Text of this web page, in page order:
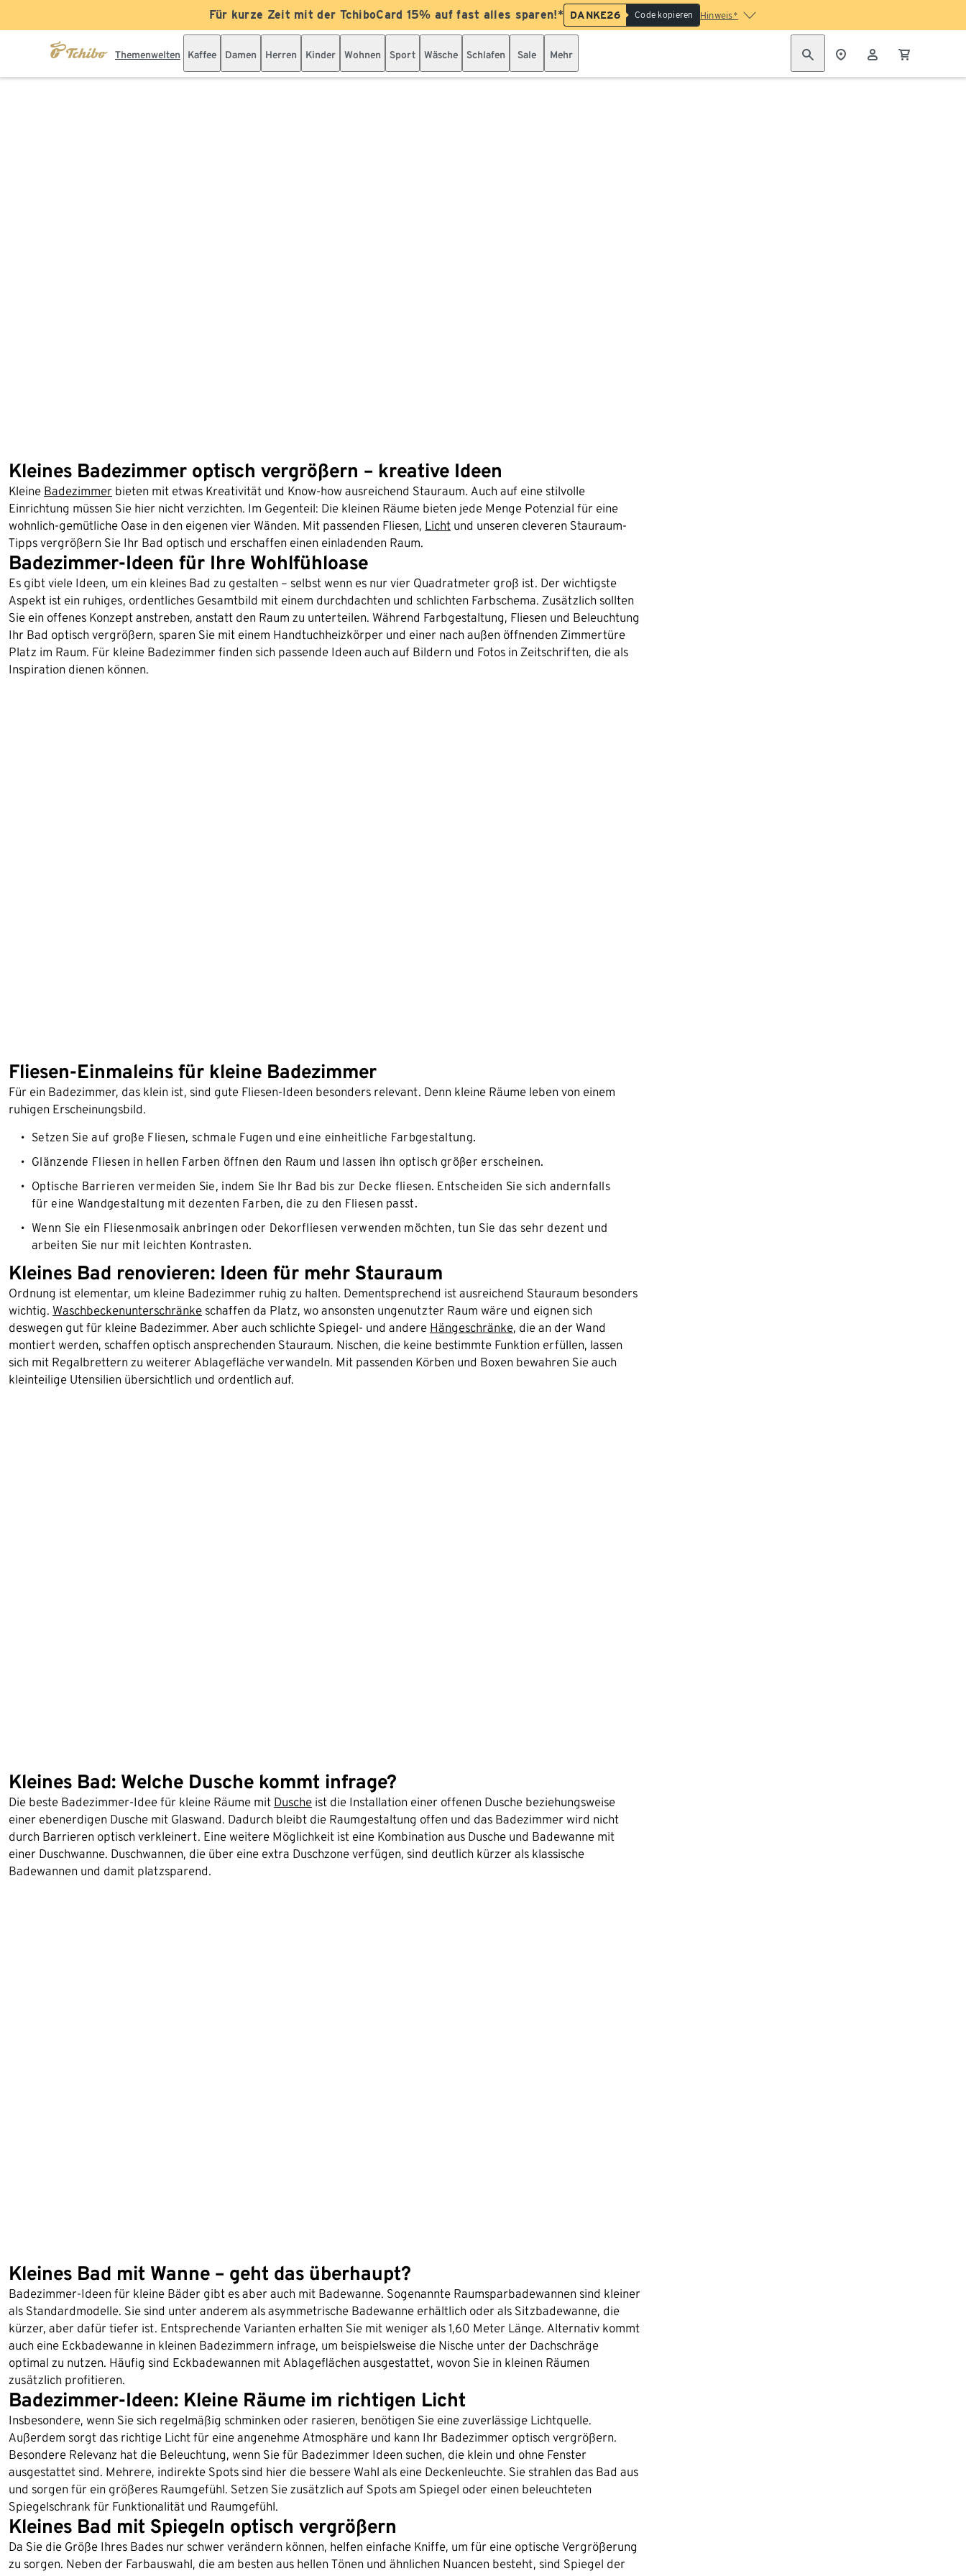
Für kurze Zeit mit der TchiboCard 15% auf fast alles sparen!* DANKE26 Code kopieren Hinweis*
Themenwelten Kaffee Damen Herren Kinder Wohnen Sport Wäsche Schlafen Sale Mehr
Kleines Badezimmer optisch vergrößern – kreative Ideen
Kleine Badezimmer bieten mit etwas Kreativität und Know-how ausreichend Stauraum. Auch auf eine stilvolle
Einrichtung müssen Sie hier nicht verzichten. Im Gegenteil: Die kleinen Räume bieten jede Menge Potenzial für eine
wohnlich-gemütliche Oase in den eigenen vier Wänden. Mit passenden Fliesen, Licht und unseren cleveren Stauraum-
Tipps vergrößern Sie Ihr Bad optisch und erschaffen einen einladenden Raum.
Badezimmer-Ideen für Ihre Wohlfühloase
Es gibt viele Ideen, um ein kleines Bad zu gestalten – selbst wenn es nur vier Quadratmeter groß ist. Der wichtigste
Aspekt ist ein ruhiges, ordentliches Gesamtbild mit einem durchdachten und schlichten Farbschema. Zusätzlich sollten
Sie ein offenes Konzept anstreben, anstatt den Raum zu unterteilen. Während Farbgestaltung, Fliesen und Beleuchtung
Ihr Bad optisch vergrößern, sparen Sie mit einem Handtuchheizkörper und einer nach außen öffnenden Zimmertüre
Platz im Raum. Für kleine Badezimmer finden sich passende Ideen auch auf Bildern und Fotos in Zeitschriften, die als
Inspiration dienen können.
Fliesen-Einmaleins für kleine Badezimmer
Für ein Badezimmer, das klein ist, sind gute Fliesen-Ideen besonders relevant. Denn kleine Räume leben von einem
ruhigen Erscheinungsbild.
Setzen Sie auf große Fliesen, schmale Fugen und eine einheitliche Farbgestaltung.
Glänzende Fliesen in hellen Farben öffnen den Raum und lassen ihn optisch größer erscheinen.
Optische Barrieren vermeiden Sie, indem Sie Ihr Bad bis zur Decke fliesen. Entscheiden Sie sich andernfalls
für eine Wandgestaltung mit dezenten Farben, die zu den Fliesen passt.
Wenn Sie ein Fliesenmosaik anbringen oder Dekorfliesen verwenden möchten, tun Sie das sehr dezent und
arbeiten Sie nur mit leichten Kontrasten.
Kleines Bad renovieren: Ideen für mehr Stauraum
Ordnung ist elementar, um kleine Badezimmer ruhig zu halten. Dementsprechend ist ausreichend Stauraum besonders
wichtig. Waschbeckenunterschränke schaffen da Platz, wo ansonsten ungenutzter Raum wäre und eignen sich
deswegen gut für kleine Badezimmer. Aber auch schlichte Spiegel- und andere Hängeschränke, die an der Wand
montiert werden, schaffen optisch ansprechenden Stauraum. Nischen, die keine bestimmte Funktion erfüllen, lassen
sich mit Regalbrettern zu weiterer Ablagefläche verwandeln. Mit passenden Körben und Boxen bewahren Sie auch
kleinteilige Utensilien übersichtlich und ordentlich auf.
Kleines Bad: Welche Dusche kommt infrage?
Die beste Badezimmer-Idee für kleine Räume mit Dusche ist die Installation einer offenen Dusche beziehungsweise
einer ebenerdigen Dusche mit Glaswand. Dadurch bleibt die Raumgestaltung offen und das Badezimmer wird nicht
durch Barrieren optisch verkleinert. Eine weitere Möglichkeit ist eine Kombination aus Dusche und Badewanne mit
einer Duschwanne. Duschwannen, die über eine extra Duschzone verfügen, sind deutlich kürzer als klassische
Badewannen und damit platzsparend.
Kleines Bad mit Wanne – geht das überhaupt?
Badezimmer-Ideen für kleine Bäder gibt es aber auch mit Badewanne. Sogenannte Raumsparbadewannen sind kleiner
als Standardmodelle. Sie sind unter anderem als asymmetrische Badewanne erhältlich oder als Sitzbadewanne, die
kürzer, aber dafür tiefer ist. Entsprechende Varianten erhalten Sie mit weniger als 1,60 Meter Länge. Alternativ kommt
auch eine Eckbadewanne in kleinen Badezimmern infrage, um beispielsweise die Nische unter der Dachschräge
optimal zu nutzen. Häufig sind Eckbadewannen mit Ablageflächen ausgestattet, wovon Sie in kleinen Räumen
zusätzlich profitieren.
Badezimmer-Ideen: Kleine Räume im richtigen Licht
Insbesondere, wenn Sie sich regelmäßig schminken oder rasieren, benötigen Sie eine zuverlässige Lichtquelle.
Außerdem sorgt das richtige Licht für eine angenehme Atmosphäre und kann Ihr Badezimmer optisch vergrößern.
Besondere Relevanz hat die Beleuchtung, wenn Sie für Badezimmer Ideen suchen, die klein und ohne Fenster
ausgestattet sind. Mehrere, indirekte Spots sind hier die bessere Wahl als eine Deckenleuchte. Sie strahlen das Bad aus
und sorgen für ein größeres Raumgefühl. Setzen Sie zusätzlich auf Spots am Spiegel oder einen beleuchteten
Spiegelschrank für Funktionalität und Raumgefühl.
Kleines Bad mit Spiegeln optisch vergrößern
Da Sie die Größe Ihres Bades nur schwer verändern können, helfen einfache Kniffe, um für eine optische Vergrößerung
zu sorgen. Neben der Farbauswahl, die am besten aus hellen Tönen und ähnlichen Nuancen besteht, sind Spiegel der